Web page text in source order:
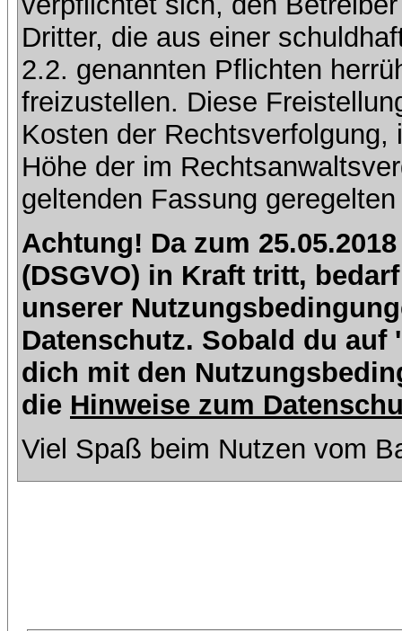
Dritter, die aus einer
2.2. genannten Pflichten
freizustellen. Diese
Kosten der
Höhe der im
geltenden Fassung
Achtung! Da zum
(DSGVO) in Kraft tritt,
unserer
Datenschutz. Sobald du
dich mit den
die Hinweise zum
Viel Spaß beim Nutzen vom